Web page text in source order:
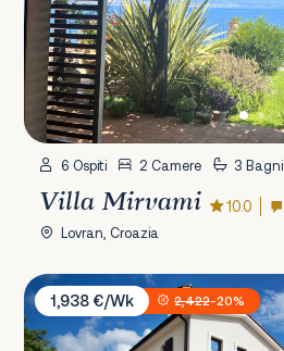
6 Ospiti 2 Camere 3 Bagni
Villa Mirvami 10.0
Lovran, Croazia
Villa Royal Blue
1,938 €/Wk
2,422-20%